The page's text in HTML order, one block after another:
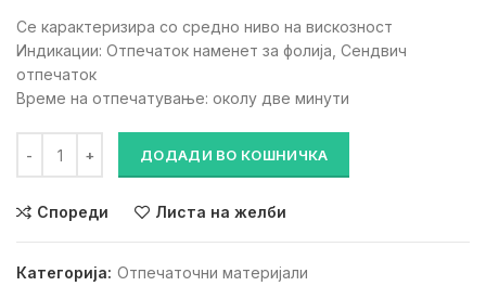
Се карактеризира со средно ниво на вискозност
Индикации: Отпечаток наменет за фолија, Сендвич
отпечаток
Време на отпечатување: околу две минути
ДОДАДИ ВО КОШНИЧКА
Спореди Листа на желби
Категорија: Отпечаточни материјали